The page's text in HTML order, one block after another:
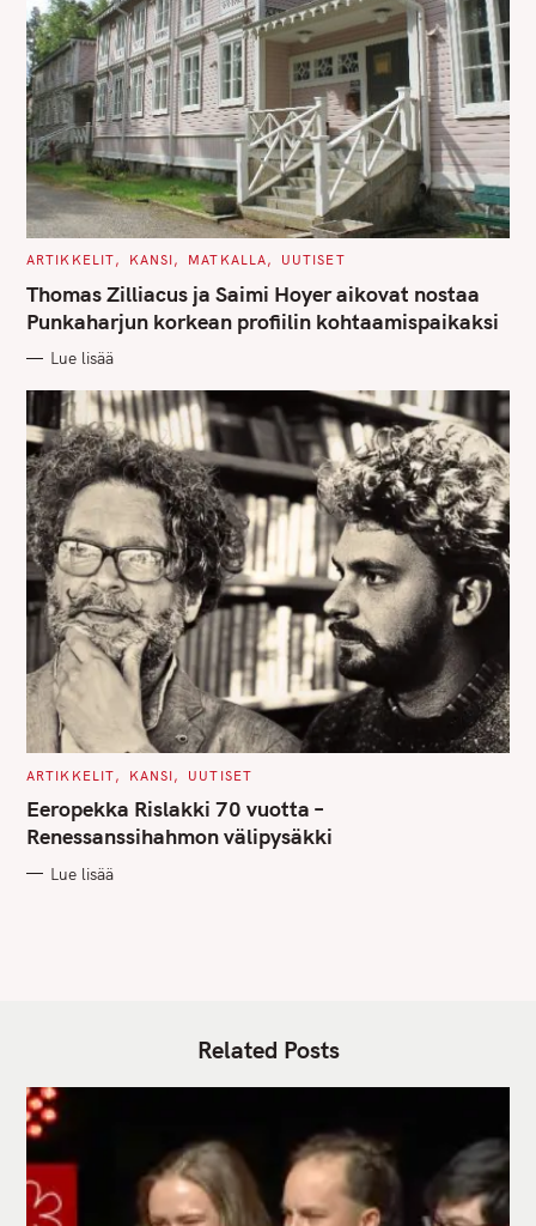
C
T
E
G
O
I
S
ARTIKKELIT KANSI MATKALLA UUTISET
Thomas Zilliacus ja Saimi Hoyer aikovat nostaa
Punkaharjun korkean profiilin kohtaamispaikaksi
Lue lisää
C
T
E
G
O
I
ARTIKKELIT KANSI UUTISET
Eeropekka Rislakki 70 vuotta –
Renessanssihahmon välipysäkki
Lue lisää
Related Posts